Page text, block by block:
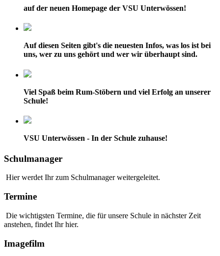
auf der neuen Homepage der VSU Unterwössen!
Auf diesen Seiten gibt's die neuesten Infos, was los ist bei
uns, wer zu uns gehört und wer wir überhaupt sind.
Viel Spaß beim Rum-Stöbern und viel Erfolg an unserer
Schule!
VSU Unterwössen - In der Schule zuhause!
Schulmanager
Hier werdet Ihr zum Schulmanager weitergeleitet.
Termine
Die wichtigsten Termine, die für unsere Schule in nächster Zeit
anstehen, findet Ihr hier.
Imagefilm